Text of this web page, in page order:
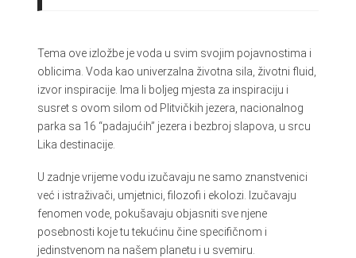
Tema ove izložbe je voda u svim svojim pojavnostima i
oblicima. Voda kao univerzalna životna sila, životni fluid,
izvor inspiracije. Ima li boljeg mjesta za inspiraciju i
susret s ovom silom od Plitvičkih jezera, nacionalnog
parka sa 16 “padajućih” jezera i bezbroj slapova, u srcu
Lika destinacije.
U zadnje vrijeme vodu izučavaju ne samo znanstvenici
već i istraživači, umjetnici, filozofi i ekolozi. Izučavaju
fenomen vode, pokušavaju objasniti sve njene
posebnosti koje tu tekućinu čine specifičnom i
jedinstvenom na našem planetu i u svemiru.